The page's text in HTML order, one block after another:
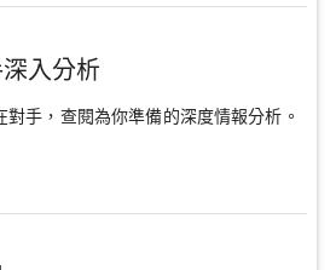
入分析
對手，查閱為你準備的深度情報分析。